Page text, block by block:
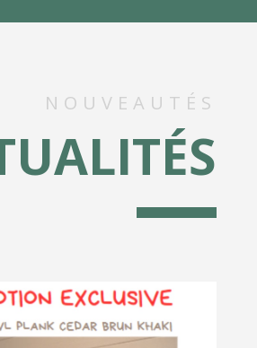
NOUVEAUTÉS